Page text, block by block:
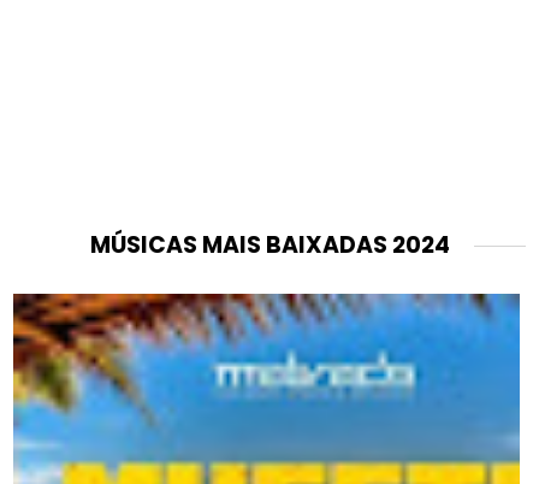
MÚSICAS MAIS BAIXADAS 2024